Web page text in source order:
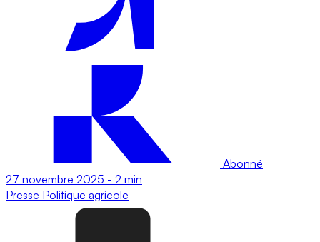
Abonné
27 novembre 2025 - 2 min
Presse Politique agricole